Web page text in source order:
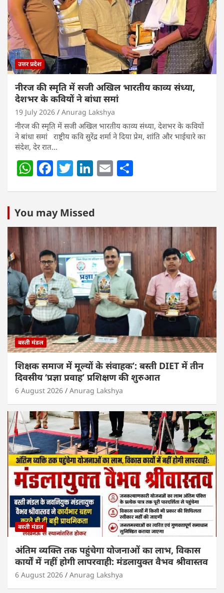
p o
k
उत्तर प्रदेश
नीरज की स्मृति में सजी अखिल भारतीय काव्य संध्या,
देशभर के कवियों ने बांधा समां
19 July 2026 Anurag Lakshya
नीरज की स्मृति में सजी अखिल भारतीय काव्य संध्या, देशभर के कवियों
ने बांधा समां राष्ट्रीय कवि सुरेंद्र शर्मा ने दिया प्रेम, शांति और भाईचारे का
संदेश, देर रात…
W
s
A
p
p
F
e
b
o
o
k
T
er
Li
e
dI
n
E
You may Missed
बस्ती मंडल
शिक्षक समाज में मूल्यों के संवाहक’: बस्ती DIET में तीन
दिवसीय ‘प्रज्ञा प्रवाह’ प्रशिक्षण की शुरुआत
6 August 2026 Anurag Lakshya
बस्ती मंडल
अंतिम व्यक्ति तक पहुंचेगा योजनाओं का लाभ, विकास
कार्यों में नहीं होगी लापरवाही: मंडलायुक्त वैभव श्रीवास्तव
6 August 2026 Anurag Lakshya